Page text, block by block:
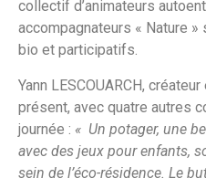
collectif d’animateurs
accompagnateurs « Nature
bio et participatifs.
Yann LESCOUARCH,
présent, avec quatre autres
journée : « Un potager, une
avec des jeux pour enfants,
sein de l’éco-résidence. Le